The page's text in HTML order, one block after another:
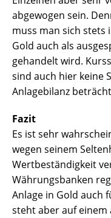
abgewogen sein.
muss man sich stets
Gold auch als
gehandelt wird.
sind auch hier keine
Anlagebilanz
Fazit
Es ist sehr
wegen seinem
Wertbeständigkeit
Währungsbanken
Anlage in Gold auch
steht aber auf